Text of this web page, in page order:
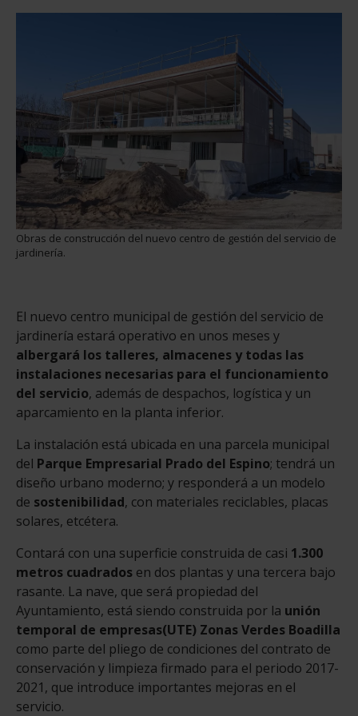
Obras de construcción del nuevo centro de gestión del servicio de
jardinería.
El nuevo centro municipal de gestión del servicio de
jardinería estará operativo en unos meses y
albergará los talleres, almacenes y todas las
instalaciones necesarias para el funcionamiento
del servicio, además de despachos, logística y un
aparcamiento en la planta inferior.
La instalación está ubicada en una parcela municipal
del Parque Empresarial Prado del Espino; tendrá un
diseño urbano moderno; y responderá a un modelo
de sostenibilidad, con materiales reciclables, placas
solares, etcétera.
Contará con una superficie construida de casi 1.300
metros cuadrados en dos plantas y una tercera bajo
rasante. La nave, que será propiedad del
Ayuntamiento, está siendo construida por la unión
temporal de empresas(UTE) Zonas Verdes Boadilla
como parte del pliego de condiciones del contrato de
conservación y limpieza firmado para el periodo 2017-
2021, que introduce importantes mejoras en el
servicio.